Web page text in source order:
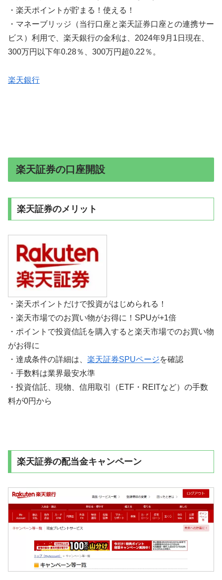
・楽天ポイントが貯まる！使える！
・マネーブリッジ（当行口座と楽天証券口座との連携サー
ビス）利用で、楽天銀行の金利は、2024年9月1日現在、
300万円以下年0.28％、300万円超0.22％。
楽天銀行
楽天証券の口座開設
楽天証券のメリット
・楽天ポイントだけで投資がはじめられる！
・楽天市場でのお買い物がお得に！SPUが+1倍
・ポイントで投資信託を購入すると楽天市場でのお買い物
がお得に
・達成条件の詳細は、 楽天証券SPUページを確認
・手数料は業界最安水準
・投資信託、現物、信用取引（ETF・REITなど）の手数
料が0円から
楽天証券の配当金キャンペーン